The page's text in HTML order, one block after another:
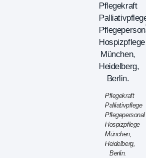
Pflegekraft
Palliativpflege
Pflegepersonal
Hospizpflege
München,
Heidelberg,
Berlin.